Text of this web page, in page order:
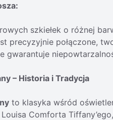
szkiełek o różnej
precyzyjnie połączone,
gwarantuje
– Historia i Tradycja
to klasyka wśród
Comforta